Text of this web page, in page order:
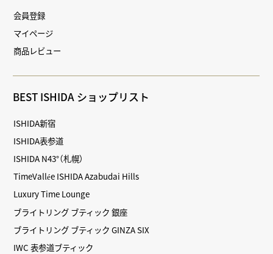
会員登録
マイページ
商品レビュー
BEST ISHIDA ショップリスト
ISHIDA新宿
ISHIDA表参道
ISHIDA N43°（札幌）
TimeVallée ISHIDA Azabudai Hills
Luxury Time Lounge
ブライトリング ブティック 銀座
ブライトリング ブティック GINZA SIX
IWC 表参道ブティック